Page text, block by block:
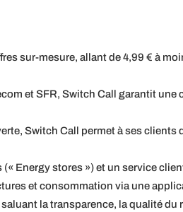
sur-mesure, allant de 4,99 € à
et SFR, Switch Call garantit
Switch Call permet à ses
Energy stores ») et un service
et consommation via une
la transparence, la qualité du